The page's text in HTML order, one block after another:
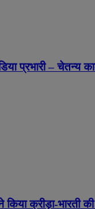
प्रभारी – चेतन्य
किया क्रीड़ा-भारती